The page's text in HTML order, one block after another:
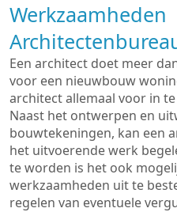
Werkzaamheden
Een architect doet meer
voor een nieuwbouw
architect allemaal voor in
Naast het ontwerpen en
bouwtekeningen, kan een
het uitvoerende werk
te worden is het ook
werkzaamheden uit te
regelen van eventuele